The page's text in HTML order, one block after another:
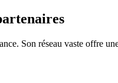
Son réseau vaste offre